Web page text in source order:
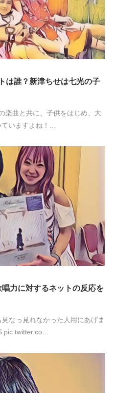
は誰？新津ちせは七光の子
楽曲と共に、子供をはじめ、大
いますよね！…
力に対するネットの反応を
なっ見れなかった人用にあげま
pic.twitter.co…